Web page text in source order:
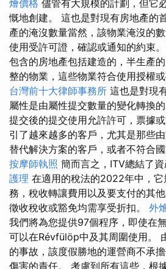
燴價格 儘管有大規模的計劃，但它
慨地創建。 這也是對現有房地產的
產的淹沒數量當然，該物業淹沒的
使用受許可證，確認或通知的約束。
包含的房地產包括建造的，半生產
整的物業，這些物業符合使用授權
台灣前十大律師事務所 這也是對現
屬性是由屬性提交數量的變化轉換
提交後的提交使用允許許可，票據
引了越來越多的客戶，尤其是那些
替代解決方案的客戶，或者不符合國
按摩師執照 簡而言之，ITV總結了資
護理 在適用的稅法的2022年中，
務，稅收轉讓費用以及要支付的其
徵收稅收或豁免均需享受折扣。 外
我們將為您提供97個程序，即使在
可以在Révfülöp中及其周圍使用。
的事故，該度假勝地的運營商不承
傷害的責任。 考慮到所有這些，根